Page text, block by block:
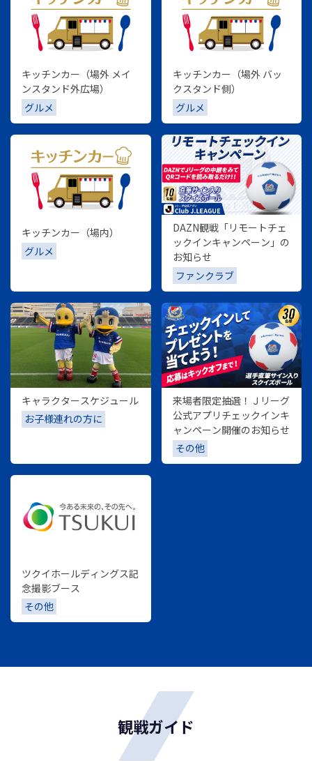
キッチンカー（場外 メイ
ンスタンド外広場）
グルメ
キッチンカー（場外 バッ
クスタンド側）
グルメ
キッチンカー（場内）
グルメ
DAZN観戦「リモートチェ
ックインキャンペーン」の
お知らせ
ファンクラブ
キャラクタースケジュール
お子様連れの方に
来場者限定抽選！Ｊリーグ
公式アプリチェックインキ
ャンペーン開催のお知らせ
その他
ツクイホールディングス記
念撮影ブース
その他
観戦ガイド